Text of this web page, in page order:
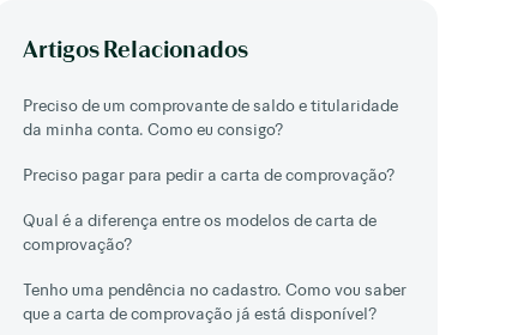
Artigos Relacionados
Preciso de um comprovante de saldo e titularidade
da minha conta. Como eu consigo?
Preciso pagar para pedir a carta de comprovação?
Qual é a diferença entre os modelos de carta de
comprovação?
Tenho uma pendência no cadastro. Como vou saber
que a carta de comprovação já está disponível?